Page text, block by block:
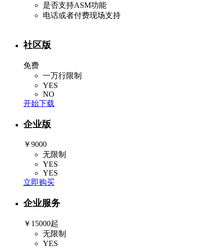
是否支持ASM功能
电话或者付费现场支持
社区版
免费
一万行限制
YES
NO
开始下载
企业版
￥9000
无限制
YES
YES
立即购买
企业服务
￥15000起
无限制
YES